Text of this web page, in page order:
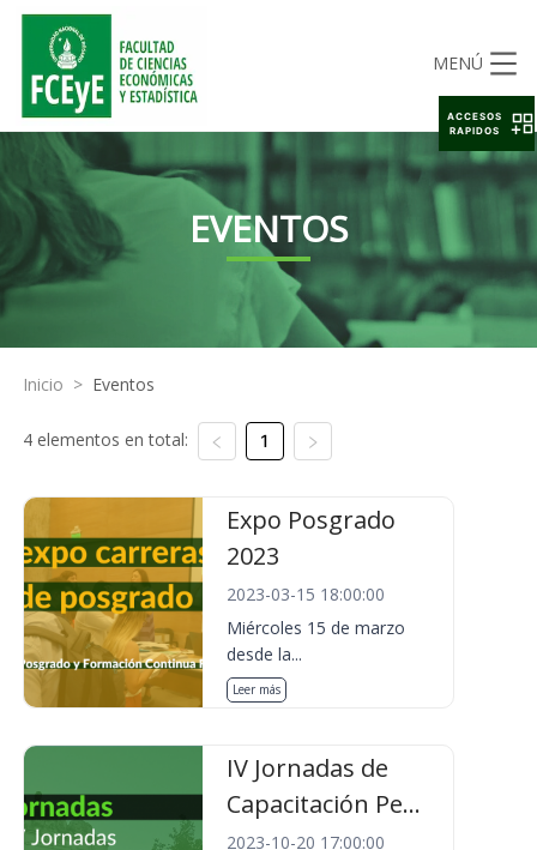
MENÚ
EVENTOS
Inicio > Eventos
4 elementos en total: 1
Expo Posgrado
2023
2023-03-15 18:00:00
Miércoles 15 de marzo
desde la...
Leer más
IV Jornadas de
Capacitación Pe...
2023-10-20 17:00:00
ACCESOS
RAPIDOS